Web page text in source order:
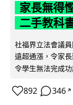
家長無得
二手教科
社福界立法會議
遠超通漲，令家
令學生無法完成
892 346 ↗